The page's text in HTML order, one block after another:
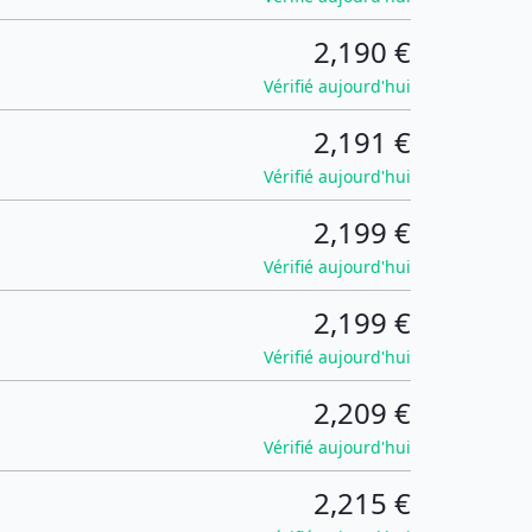
2,190 €
Vérifié aujourd'hui
2,191 €
Vérifié aujourd'hui
2,199 €
Vérifié aujourd'hui
2,199 €
Vérifié aujourd'hui
2,209 €
Vérifié aujourd'hui
2,215 €